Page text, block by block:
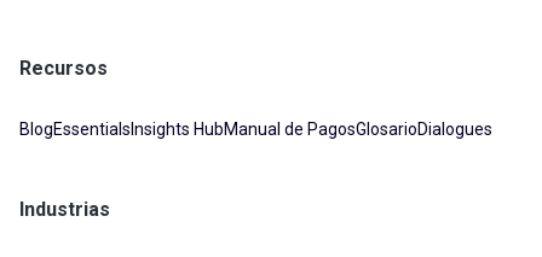
Recursos
BlogEssentials Insights HubManual de PagosGlosarioDialogues
Industrias